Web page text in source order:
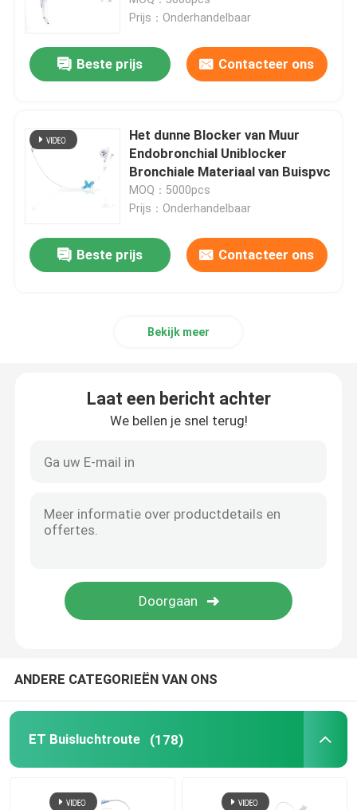
Nasopharyngeal Luchtroutebuis
Beschikbare Endotracheal Buis
Dubbele Lumen Luchtpijptak
Bronchiale Blocker Buis
Persoonlijk beschermingsmiddelppe
OEM-katheters
Prijs：Onderhandelbaar
Beste prijs Contacteer ons
Het dunne Blocker van Muur
Endobronchial Uniblocker
Bronchiale Materiaal van Buispvc
MOQ：5000pcs
Prijs：Onderhandelbaar
Beste prijs Contacteer ons
Bekijk meer
Laat een bericht achter
We bellen je snel terug!
ANDERE CATEGORIEËN VAN ONS
ET Buisluchtroute (178)